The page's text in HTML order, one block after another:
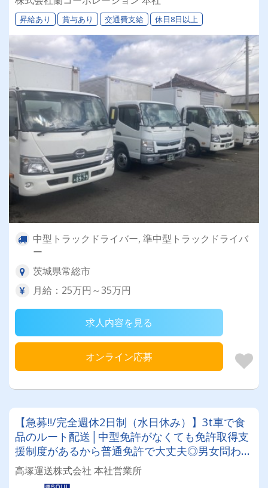
昇給あり 賞与あり 交通費支給 休日8日以上
中型トラックドライバー, 準中型トラックドライバ
ー
茨城県常総市
月給：25万円～35万円
求人内容を見る
オンライン応募
【急募‼/完全週休2日制（水日休み）】3t車で食
品のルート配送│中型免許がなくても免許取得支
援制度があるから普通免許で大丈夫◎男女問わ
ず、未経験者・高齢者・ブランクのある方も大歓
迎！！
高塚運送株式会社 本社営業所